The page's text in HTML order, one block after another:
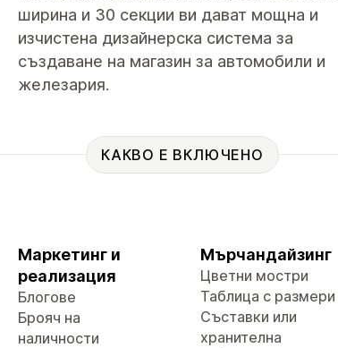
ширина и 30 секции ви дават мощна и
изчистена дизайнерска система за
създаване на магазин за автомобили и
железария.
КАКВО Е ВКЛЮЧЕНО
Маркетинг и
реализация
Блогове
Брояч на
наличности
Мърчандайзинг
Цветни мостри
Таблица с размери
Съставки или
хранителна